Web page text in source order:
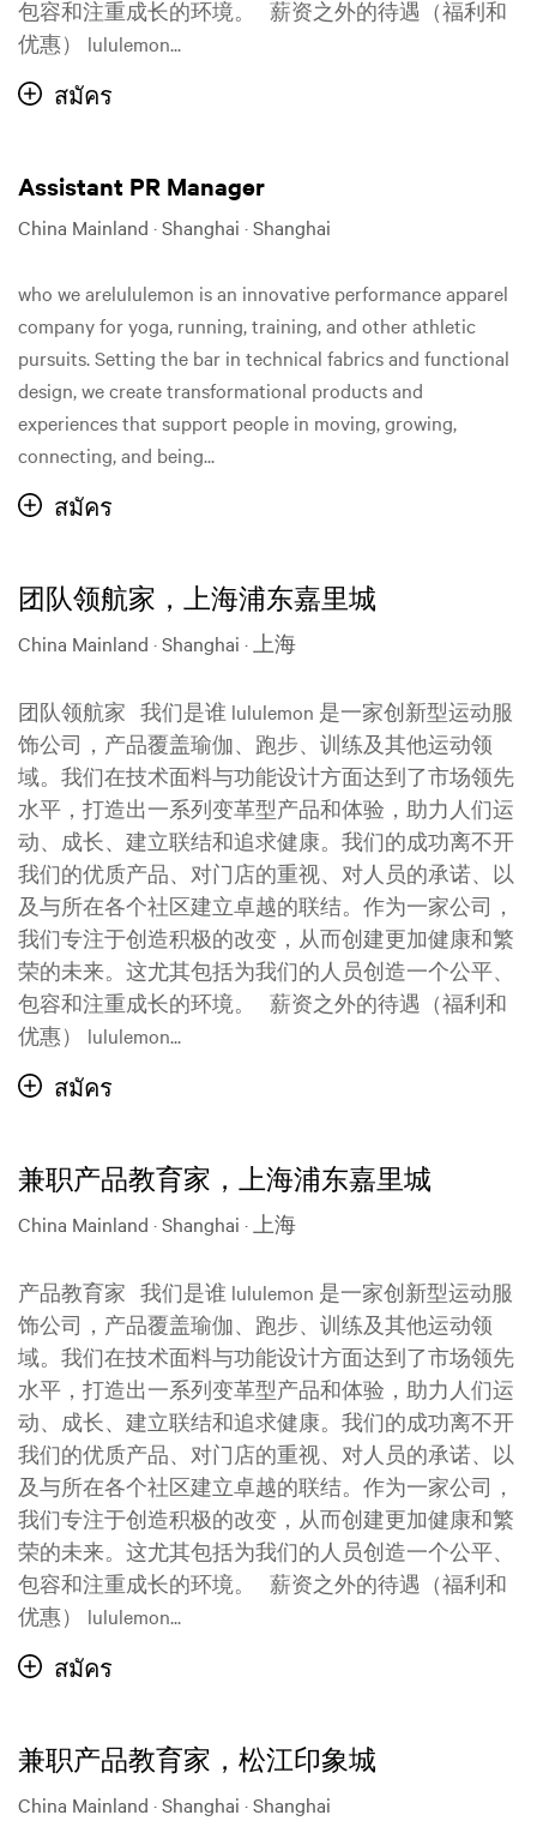
包容和注重成长的环境。 薪资之外的待遇（福利和
优惠） lululemon...
สมัคร
Assistant PR Manager
China Mainland · Shanghai · Shanghai
who we arelululemon is an innovative performance apparel
company for yoga, running, training, and other athletic
pursuits. Setting the bar in technical fabrics and functional
design, we create transformational products and
experiences that support people in moving, growing,
connecting, and being...
สมัคร
团队领航家，上海浦东嘉里城
China Mainland · Shanghai · 上海
团队领航家 我们是谁 lululemon 是一家创新型运动服
饰公司，产品覆盖瑜伽、跑步、训练及其他运动领
域。我们在技术面料与功能设计方面达到了市场领先
水平，打造出一系列变革型产品和体验，助力人们运
动、成长、建立联结和追求健康。我们的成功离不开
我们的优质产品、对门店的重视、对人员的承诺、以
及与所在各个社区建立卓越的联结。作为一家公司，
我们专注于创造积极的改变，从而创建更加健康和繁
荣的未来。这尤其包括为我们的人员创造一个公平、
包容和注重成长的环境。 薪资之外的待遇（福利和
优惠） lululemon...
สมัคร
兼职产品教育家，上海浦东嘉里城
China Mainland · Shanghai · 上海
产品教育家 我们是谁 lululemon 是一家创新型运动服
饰公司，产品覆盖瑜伽、跑步、训练及其他运动领
域。我们在技术面料与功能设计方面达到了市场领先
水平，打造出一系列变革型产品和体验，助力人们运
动、成长、建立联结和追求健康。我们的成功离不开
我们的优质产品、对门店的重视、对人员的承诺、以
及与所在各个社区建立卓越的联结。作为一家公司，
我们专注于创造积极的改变，从而创建更加健康和繁
荣的未来。这尤其包括为我们的人员创造一个公平、
包容和注重成长的环境。 薪资之外的待遇（福利和
优惠） lululemon...
สมัคร
兼职产品教育家，松江印象城
China Mainland · Shanghai · Shanghai